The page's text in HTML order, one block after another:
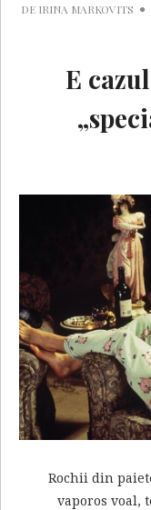
DE IRINA MARKOVITS
E
Rochii din
vaporos voal,